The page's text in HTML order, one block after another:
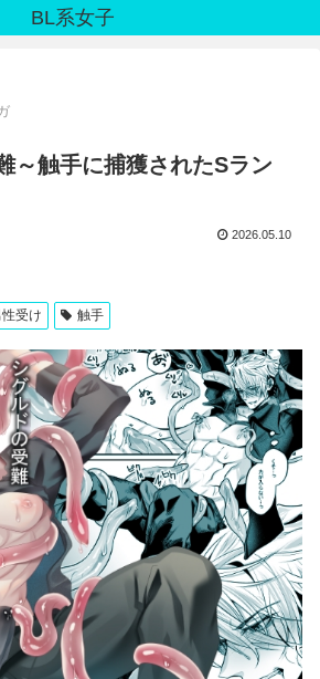
BL系女子
～触手に捕獲されたSラン
2026.05.10
性受け 触手